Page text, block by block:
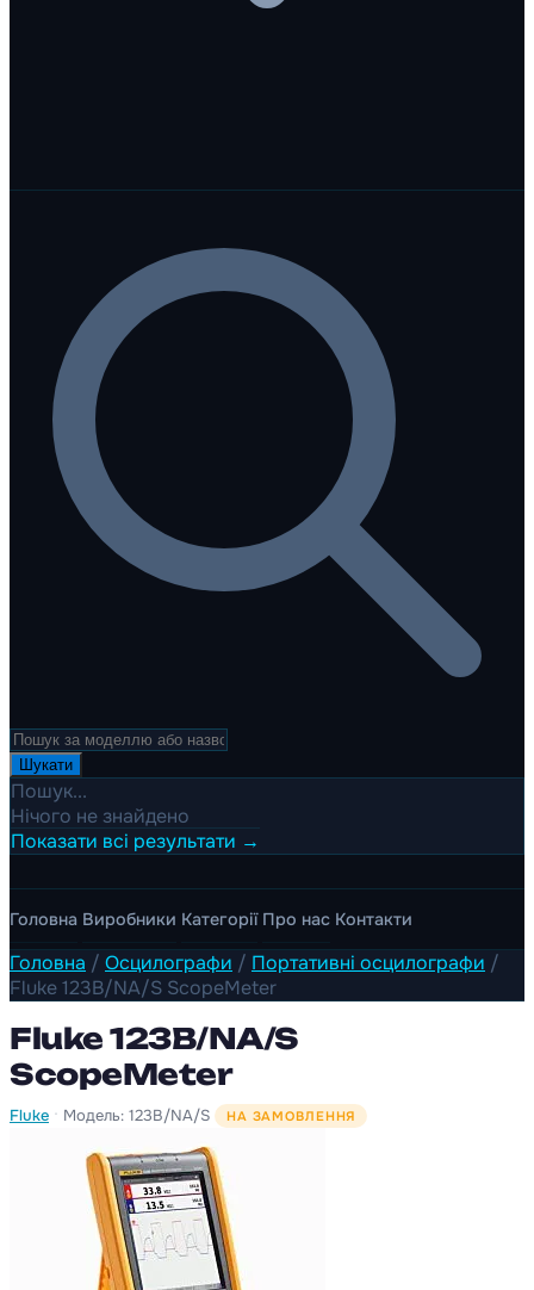
Шукати
Пошук...
Нічого не знайдено
Показати всі результати →
Головна Виробники Категорії Про нас Контакти
Головна / Осцилографи / Портативні осцилографи /
Fluke 123B/NA/S ScopeMeter
Fluke 123B/NA/S
ScopeMeter
Fluke · Модель: 123B/NA/S НА ЗАМОВЛЕННЯ